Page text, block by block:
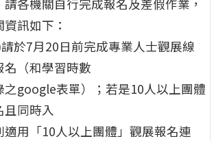
請各機關自行完成報名及差假作業，
訊如下：
於7月20日前完成專業人士觀展線
名（和學習時數
之google表單）；若是10人以上團體
且同時入
適用「10人以上團體」觀展報名連